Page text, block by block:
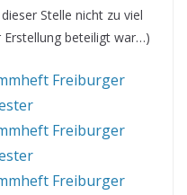
Stelle nicht zu viel
Erstellung beteiligt war…)